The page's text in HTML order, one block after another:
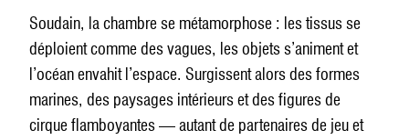
Soudain, la chambre se métamorphose : les tissus se
déploient comme des vagues, les objets s’animent et
l’océan envahit l’espace. Surgissent alors des formes
marines, des paysages intérieurs et des figures de
cirque flamboyantes — autant de partenaires de jeu et